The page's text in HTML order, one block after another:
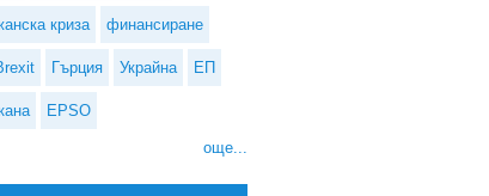
криза финансиране
Гърция Украйна ЕП
EPSO
още...